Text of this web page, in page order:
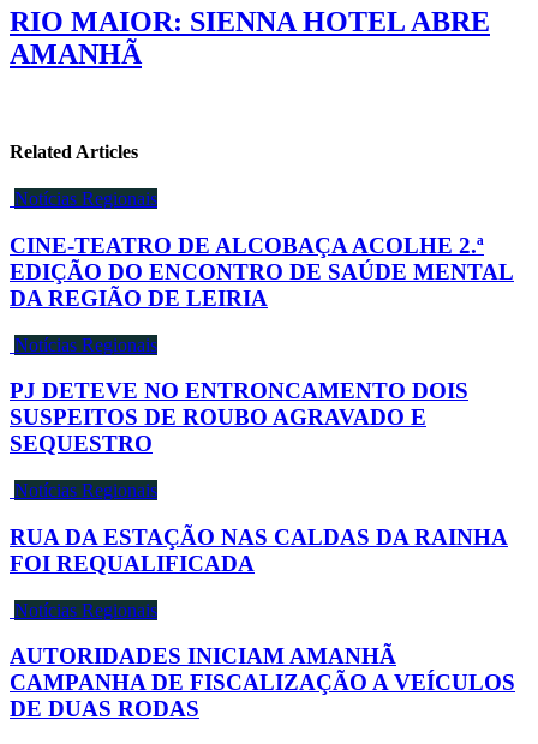
RIO MAIOR: SIENNA HOTEL ABRE
AMANHÃ
Related Articles
Notícias Regionais
CINE-TEATRO DE ALCOBAÇA ACOLHE 2.ª
EDIÇÃO DO ENCONTRO DE SAÚDE MENTAL
DA REGIÃO DE LEIRIA
Notícias Regionais
PJ DETEVE NO ENTRONCAMENTO DOIS
SUSPEITOS DE ROUBO AGRAVADO E
SEQUESTRO
Notícias Regionais
RUA DA ESTAÇÃO NAS CALDAS DA RAINHA
FOI REQUALIFICADA
Notícias Regionais
AUTORIDADES INICIAM AMANHÃ
CAMPANHA DE FISCALIZAÇÃO A VEÍCULOS
DE DUAS RODAS